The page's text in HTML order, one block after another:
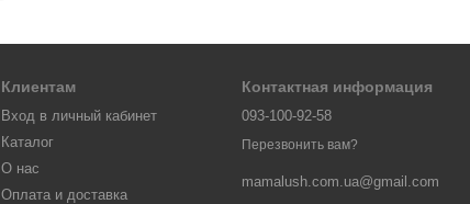
Клиентам
Вход в личный кабинет
Каталог
О нас
Оплата и доставка
Контактная информация
093-100-92-58
Перезвонить вам?
mamalush.com.ua@gmail.com